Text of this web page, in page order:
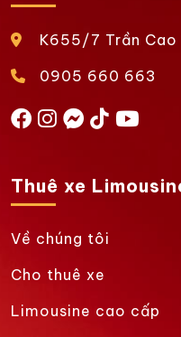
K655/7 Trần Cao
0905 660 663
Thuê xe
Về chúng tôi
Cho thuê xe
Limousine cao cấp